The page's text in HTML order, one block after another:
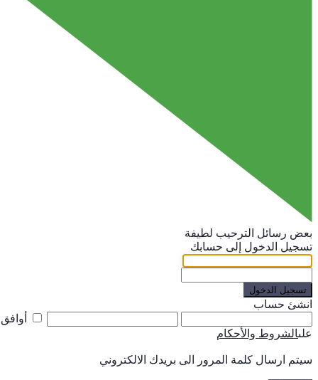
بعض رسائل الترحيب لطيفة
تسجيل الدخول إلى حسابك
تسجيل الدخول
انشئ حساب
أوافق
علىالشروط والأحكام
سيتم ارسال كلمة المرور الى بريدك الالكتروني